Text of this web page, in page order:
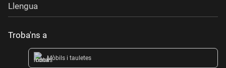
Llengua
Troba'ns a
Mòbils i tauletes